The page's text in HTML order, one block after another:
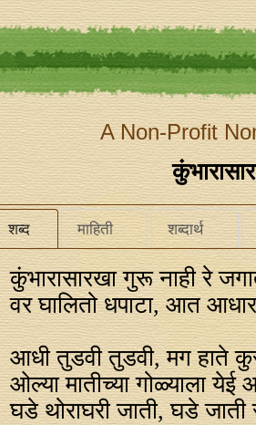
A Non-Profit
शब्द माहिती शब्दार्थ
कुंभारासारखा गुरू नाही रे
वर घालितो धपाटा, आत
आधी तुडवी तुडवी, मग हाते
ओल्या मातीच्या गोळ्याला
घडे थोराघरी जाती, घडे जाती